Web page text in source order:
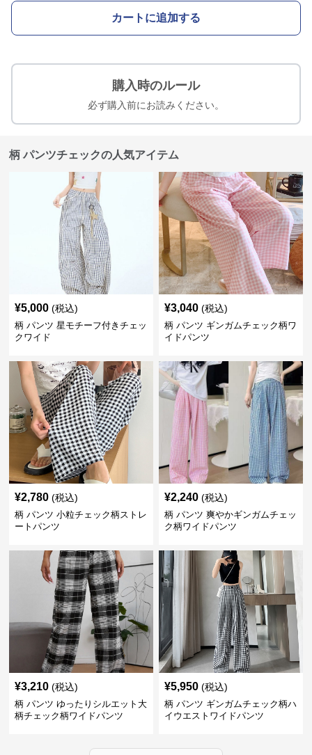
カートに追加する
購入時のルール
必ず購入前にお読みください。
柄 パンツチェックの人気アイテム
¥5,000 (税込)
柄 パンツ 星モチーフ付きチェッ
クワイド
¥3,040 (税込)
柄 パンツ ギンガムチェック柄ワ
イドパンツ
¥2,780 (税込)
柄 パンツ 小粒チェック柄ストレ
ートパンツ
¥2,240 (税込)
柄 パンツ 爽やかギンガムチェッ
ク柄ワイドパンツ
¥3,210 (税込)
柄 パンツ ゆったりシルエット大
柄チェック柄ワイドパンツ
¥5,950 (税込)
柄 パンツ ギンガムチェック柄ハ
イウエストワイドパンツ